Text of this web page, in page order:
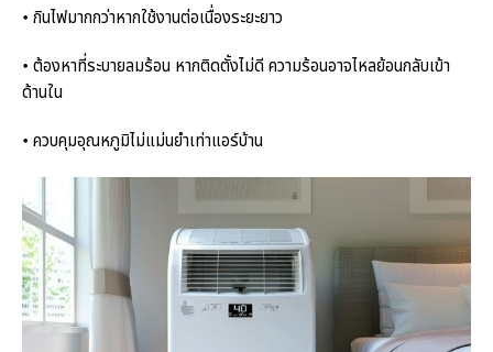
𑇐 กินไฟมากกว่าหากใช้งานต่อเนื่องระยะยาว
𑇐 ต้องหาที่ระบายลมร้อน หากติดตั้งไม่ดี ความร้อนอาจไหลย้อนกลับเข้า
ด้านใน
𑇐 ควบคุมอุณหภูมิไม่แม่นยำเท่าแอร์บ้าน